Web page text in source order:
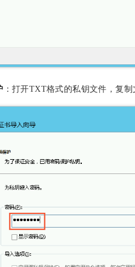
：打开TXT格式的私钥文件，复